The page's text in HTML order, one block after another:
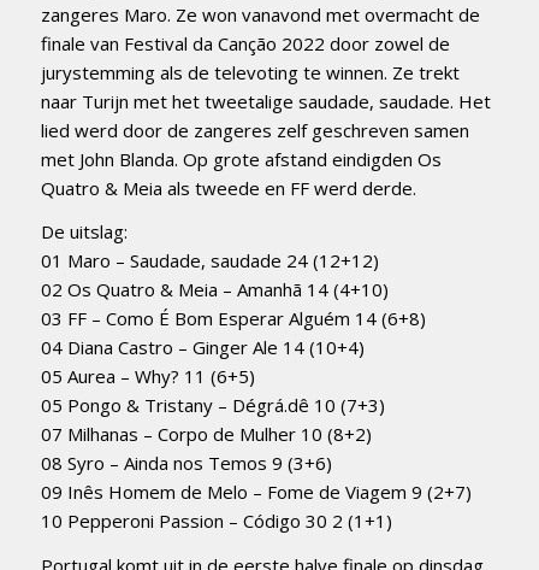
zangeres Maro. Ze won vanavond met overmacht de
finale van Festival da Canção 2022 door zowel de
jurystemming als de televoting te winnen. Ze trekt
naar Turijn met het tweetalige saudade, saudade. Het
lied werd door de zangeres zelf geschreven samen
met John Blanda. Op grote afstand eindigden Os
Quatro & Meia als tweede en FF werd derde.
De uitslag:
01 Maro – Saudade, saudade 24 (12+12)
02 Os Quatro & Meia – Amanhã 14 (4+10)
03 FF – Como É Bom Esperar Alguém 14 (6+8)
04 Diana Castro – Ginger Ale 14 (10+4)
05 Aurea – Why? 11 (6+5)
05 Pongo & Tristany – Dégrá.dê 10 (7+3)
07 Milhanas – Corpo de Mulher 10 (8+2)
08 Syro – Ainda nos Temos 9 (3+6)
09 Inês Homem de Melo – Fome de Viagem 9 (2+7)
10 Pepperoni Passion – Código 30 2 (1+1)
Portugal komt uit in de eerste halve finale op dinsdag